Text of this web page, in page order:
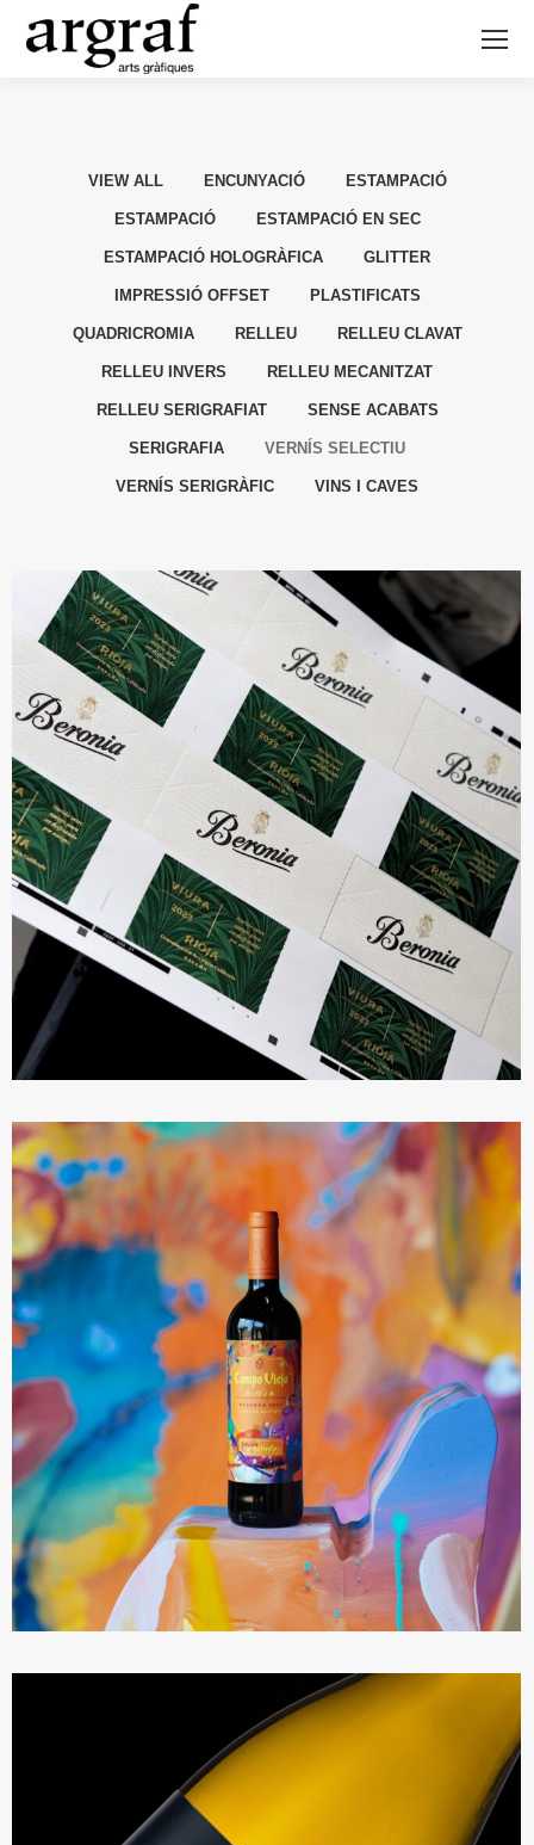
VIEW ALL ENCUNYACIÓ ESTAMPACIÓ
ESTAMPACIÓ ESTAMPACIÓ EN SEC
ESTAMPACIÓ HOLOGRÀFICA GLITTER
IMPRESSIÓ OFFSET PLASTIFICATS
QUADRICROMIA RELLEU RELLEU CLAVAT
RELLEU INVERS RELLEU MECANITZAT
RELLEU SERIGRAFIAT SENSE ACABATS
SERIGRAFIA VERNÍS SELECTIU
VERNÍS SERIGRÀFIC VINS I CAVES